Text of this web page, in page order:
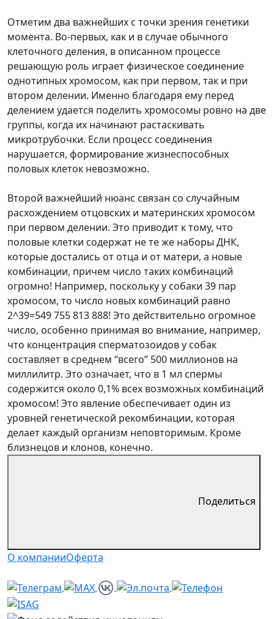
Отметим два важнейших с точки зрения генетики
момента. Во-первых, как и в случае обычного
клеточного деления, в описанном процессе
решающую роль играет физическое соединение
однотипных хромосом, как при первом, так и при
втором делении. Именно благодаря ему перед
делением удается поделить хромосомы ровно на две
группы, когда их начинают растаскивать
микротрубочки. Если процесс соединения
нарушается, формирование жизнеспособных
половых клеток невозможно.
Второй важнейший нюанс связан со случайным
расхождением отцовских и материнских хромосом
при первом делении. Это приводит к тому, что
половые клетки содержат не те же наборы ДНК,
которые достались от отца и от матери, а новые
комбинации, причем число таких комбинаций
огромно! Например, поскольку у собаки 39 пар
хромосом, то число новых комбинаций равно
2^39=549 755 813 888! Это действительно огромное
число, особенно принимая во внимание, например,
что концентрация сперматозоидов у собак
составляет в среднем “всего” 500 миллионов на
миллилитр. Это означает, что в 1 мл спермы
содержится около 0,1% всех возможных комбинаций
хромосом! Это явление обеспечивает один из
уровней генетической рекомбинации, которая
делает каждый организм неповторимым. Кроме
близнецов и клонов, конечно.
Поделиться
О компанииОферта